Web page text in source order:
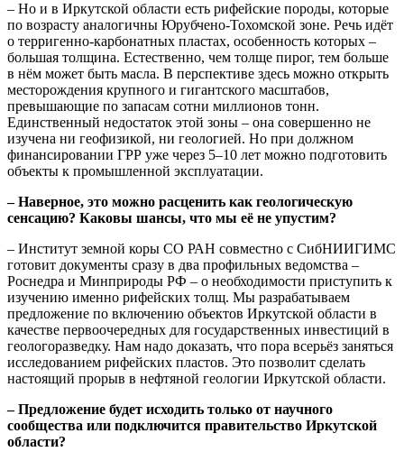
– Но и в Иркутской области есть рифейские породы, которые
по возрасту аналогичны Юрубчено-Тохомской зоне. Речь идёт
о терригенно-карбонатных пластах, особенность которых –
большая толщина. Естественно, чем толще пирог, тем больше
в нём может быть масла. В перспективе здесь можно открыть
месторождения крупного и гигантского масштабов,
превышающие по запасам сотни миллионов тонн.
Единственный недостаток этой зоны – она совершенно не
изучена ни геофизикой, ни геологией. Но при должном
финансировании ГРР уже через 5–10 лет можно подготовить
объекты к промышленной эксплуатации.
– Наверное, это можно расценить как геологическую
сенсацию? Каковы шансы, что мы её не упустим?
– Институт земной коры СО РАН совместно с СибНИИГИМС
готовит документы сразу в два профильных ведомства –
Роснедра и Минприроды РФ – о необходимости приступить к
изучению именно рифейских толщ. Мы разрабатываем
предложение по включению объектов Иркутской области в
качестве первоочередных для государственных инвестиций в
геологоразведку. Нам надо доказать, что пора всерьёз заняться
исследованием рифейских пластов. Это позволит сделать
настоящий прорыв в нефтяной геологии Иркутской области.
– Предложение будет исходить только от научного
сообщества или подключится правительство Иркутской
области?